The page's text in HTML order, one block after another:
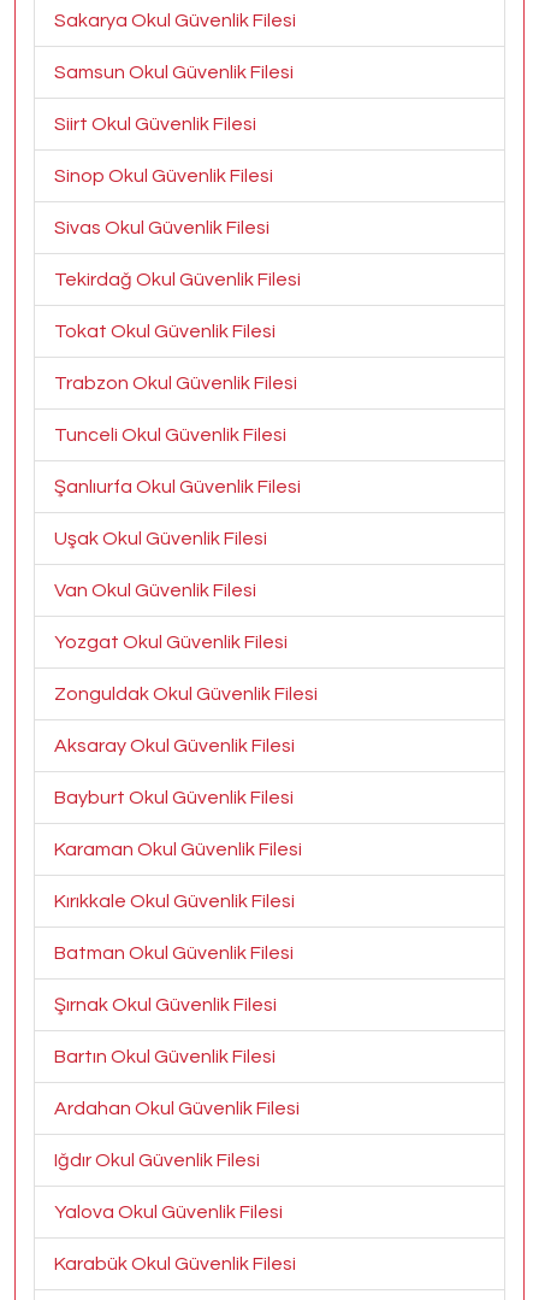
Sakarya Okul Güvenlik Filesi
Samsun Okul Güvenlik Filesi
Siirt Okul Güvenlik Filesi
Sinop Okul Güvenlik Filesi
Sivas Okul Güvenlik Filesi
Tekirdağ Okul Güvenlik Filesi
Tokat Okul Güvenlik Filesi
Trabzon Okul Güvenlik Filesi
Tunceli Okul Güvenlik Filesi
Şanlıurfa Okul Güvenlik Filesi
Uşak Okul Güvenlik Filesi
Van Okul Güvenlik Filesi
Yozgat Okul Güvenlik Filesi
Zonguldak Okul Güvenlik Filesi
Aksaray Okul Güvenlik Filesi
Bayburt Okul Güvenlik Filesi
Karaman Okul Güvenlik Filesi
Kırıkkale Okul Güvenlik Filesi
Batman Okul Güvenlik Filesi
Şırnak Okul Güvenlik Filesi
Bartın Okul Güvenlik Filesi
Ardahan Okul Güvenlik Filesi
Iğdır Okul Güvenlik Filesi
Yalova Okul Güvenlik Filesi
Karabük Okul Güvenlik Filesi